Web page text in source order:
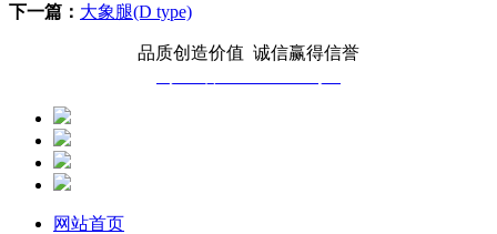
下一篇： 大象腿(D type)
品质创造价值 诚信赢得信誉
网站首页